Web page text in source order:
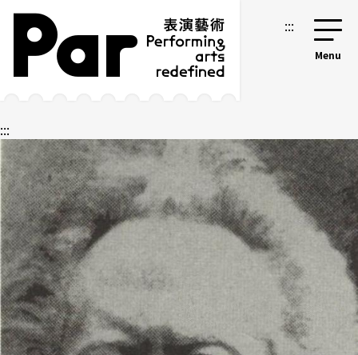
跳到主要內容區塊
網站導覽 :::
:::